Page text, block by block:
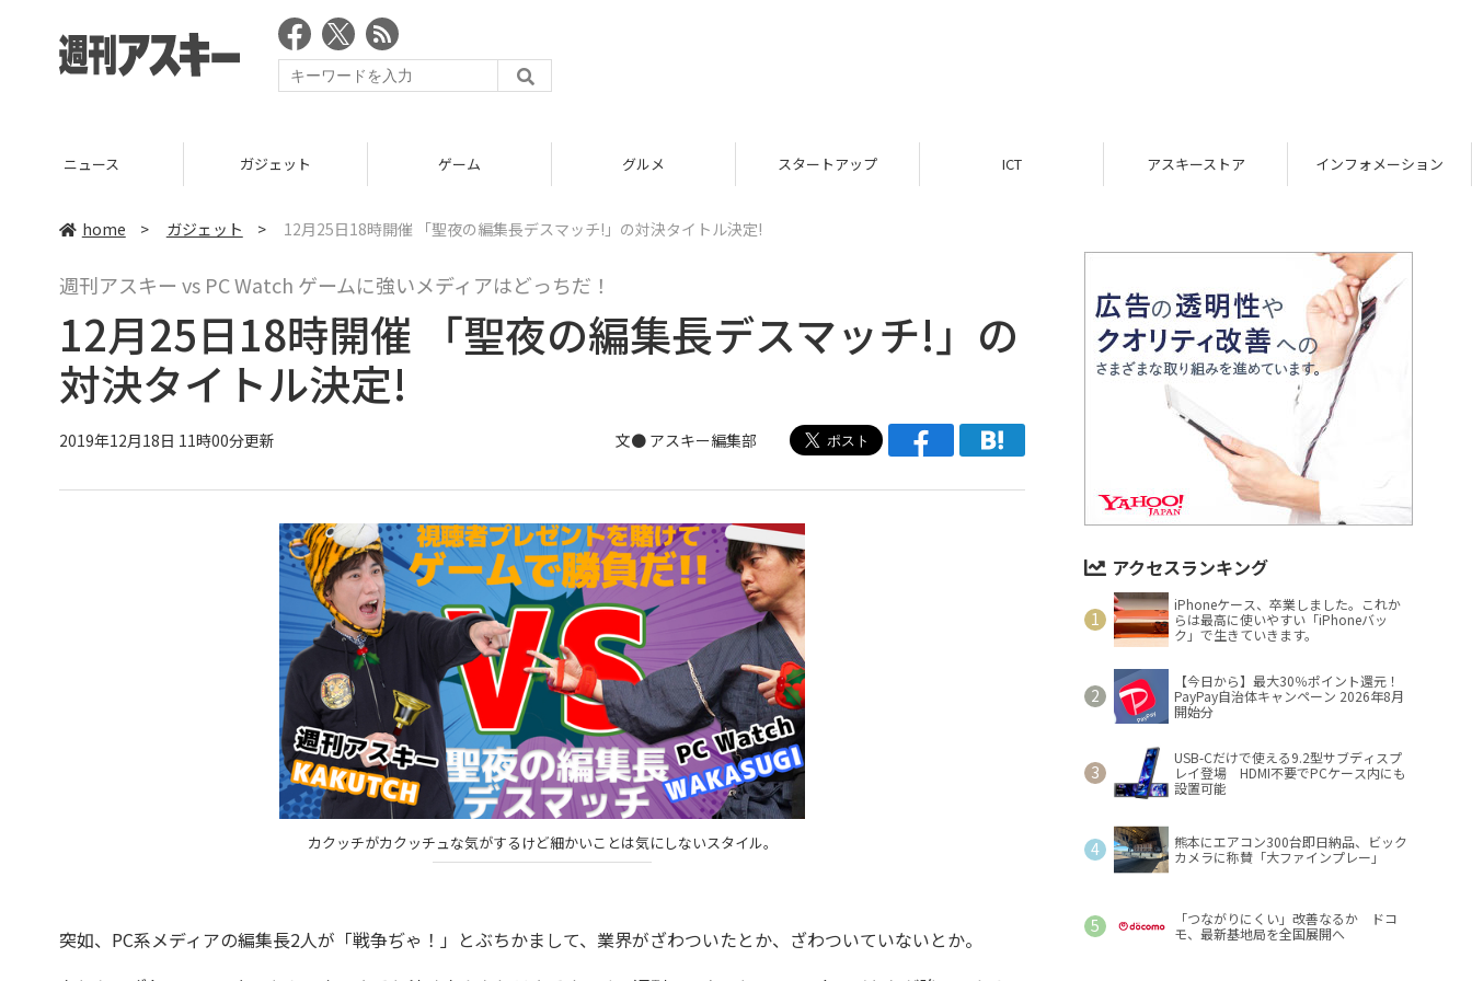
ニュース ガジェット ゲーム グルメ スタートアップ ICT アスキーストア インフォメーション
home > ガジェット > 12⽉25⽇18時開催 「聖夜の編集⻑デスマッチ!」の対決タイトル決定!
週刊アスキー vs PC Watch ゲームに強いメディアはどっちだ！
12⽉25⽇18時開催 「聖夜の編集⻑デスマッチ!」の
対決タイトル決定!
2019年12月18日 11時00分更新 文● アスキー編集部
カクッチがカクッチュな気がするけど細かいことは気にしないスタイル。
突如、PC系メディアの編集⻑2⼈が「戦争ぢゃ！」とぶちかまして、業界がざわついたとか、ざわついていないとか。
アクセスランキング
iPhoneケース、卒業しました。これか
らは最高に使いやすい「iPhoneバッ
ク」で生きていきます。
【今日から】最大30％ポイント還元！
PayPay自治体キャンペーン 2026年8月
開始分
USB-Cだけで使える9.2型サブディスプ
レイ登場 HDMI不要でPCケース内にも
設置可能
熊本にエアコン300台即日納品、ビック
カメラに称賛「大ファインプレー」
「つながりにくい」改善なるか ドコ
モ、最新基地局を全国展開へ